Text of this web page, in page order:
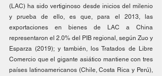
(LAC) ha sido vertiginoso desde inicios del milenio
y prueba de ello, es que, para el 2013, las
exportaciones en bienes de LAC a China
representaron el 2.0% del PIB regional, según Zuo y
Esparza (2019); y también, los Tratados de Libre
Comercio que el gigante asiático mantiene con tres
países latinoamericanos (Chile, Costa Rica y Perú),